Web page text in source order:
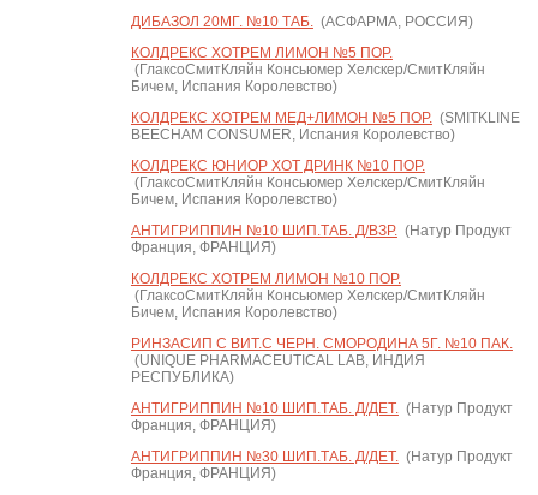
ДИБАЗОЛ 20МГ. №10 ТАБ.(АСФАРМА, РОССИЯ)
КОЛДРЕКС ХОТРЕМ ЛИМОН №5 ПОР.
(ГлаксоСмитКляйн Консьюмер Хелскер/СмитКляйн
Бичем, Испания Королевство)
КОЛДРЕКС ХОТРЕМ МЕД+ЛИМОН №5 ПОР.(SMITKLINE
BEECHAM CONSUMER, Испания Королевство)
КОЛДРЕКС ЮНИОР ХОТ ДРИНК №10 ПОР.
(ГлаксоСмитКляйн Консьюмер Хелскер/СмитКляйн
Бичем, Испания Королевство)
АНТИГРИППИН №10 ШИП.ТАБ. Д/ВЗР.(Натур Продукт
Франция, ФРАНЦИЯ)
КОЛДРЕКС ХОТРЕМ ЛИМОН №10 ПОР.
(ГлаксоСмитКляйн Консьюмер Хелскер/СмитКляйн
Бичем, Испания Королевство)
РИНЗАСИП С ВИТ.С ЧЕРН. СМОРОДИНА 5Г. №10 ПАК.
(UNIQUE PHARMACEUTICAL LAB, ИНДИЯ
РЕСПУБЛИКА)
АНТИГРИППИН №10 ШИП.ТАБ. Д/ДЕТ.(Натур Продукт
Франция, ФРАНЦИЯ)
АНТИГРИППИН №30 ШИП.ТАБ. Д/ДЕТ.(Натур Продукт
Франция, ФРАНЦИЯ)